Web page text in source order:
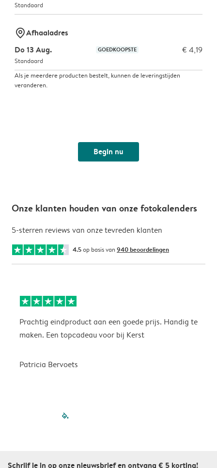
Standaard
marker-pinAfhaaladres
Do 13 Aug.
GOEDKOOPSTE € 4,19
Standaard
Als je meerdere producten bestelt, kunnen de leveringstijden
veranderen.
Begin nu
Onze klanten houden van onze fotokalenders
5-sterren reviews van onze tevreden klanten
4.5op basis van 940 beoordelingen
Prachtig eindproduct aan een goede prijs. Handig te
maken. Een topcadeau voor bij Kerst
Patricia Bervoets
filled-pagination
Schrijf je in op onze nieuwsbrief en ontvang € 5 korting!